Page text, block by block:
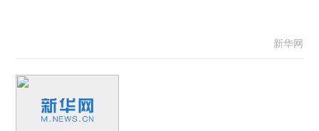
新华网